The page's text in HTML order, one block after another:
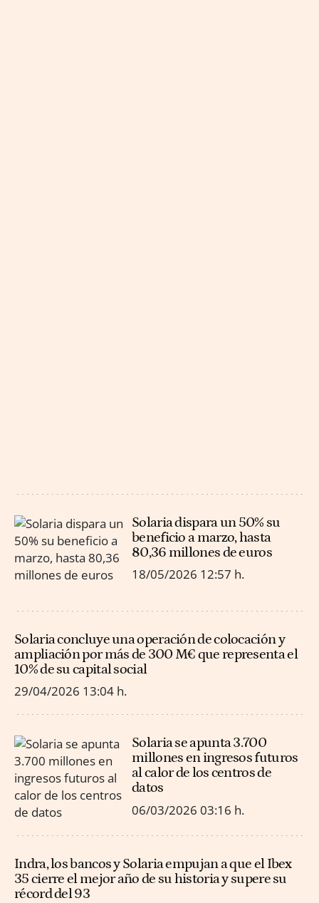
Solaria dispara un 50% su
beneficio a marzo, hasta
80,36 millones de euros
18/05/2026 12:57 h.
Solaria concluye una operación de colocación y
ampliación por más de 300 M€ que representa el
10% de su capital social
29/04/2026 13:04 h.
Solaria se apunta 3.700
millones en ingresos futuros
al calor de los centros de
datos
06/03/2026 03:16 h.
Indra, los bancos y Solaria empujan a que el Ibex
35 cierre el mejor año de su historia y supere su
récord del 93